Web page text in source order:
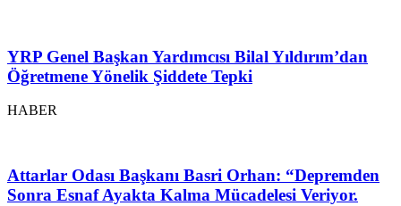
YRP Genel Başkan Yardımcısı Bilal Yıldırım’dan
Öğretmene Yönelik Şiddete Tepki
HABER
Attarlar Odası Başkanı Basri Orhan: “Depremden
Sonra Esnaf Ayakta Kalma Mücadelesi Veriyor.